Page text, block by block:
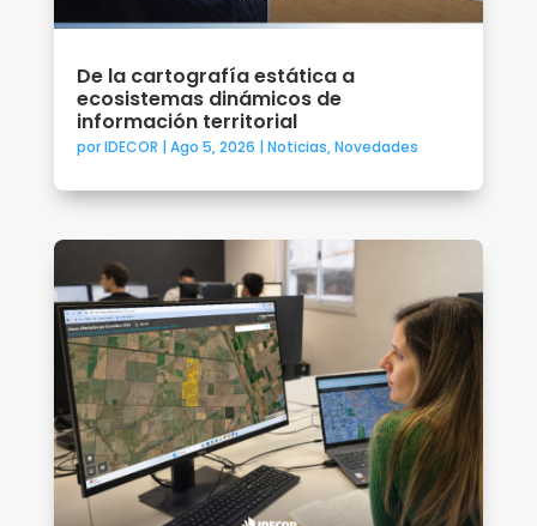
De la cartografía estática a
ecosistemas dinámicos de
información territorial
porIDECOR | Ago 5, 2026 | Noticias,Novedades